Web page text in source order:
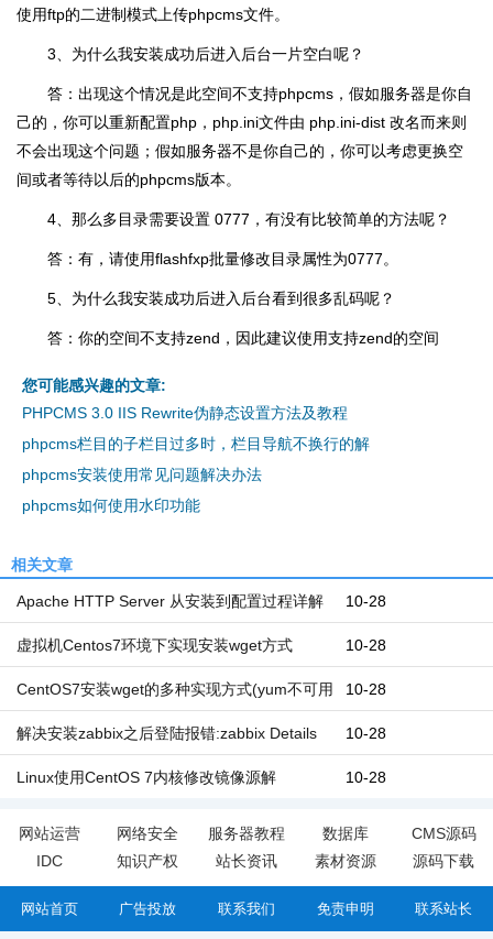
使用ftp的二进制模式上传phpcms文件。
3、为什么我安装成功后进入后台一片空白呢？
答：出现这个情况是此空间不支持phpcms，假如服务器是你自
己的，你可以重新配置php，php.ini文件由 php.ini-dist 改名而来则
不会出现这个问题；假如服务器不是你自己的，你可以考虑更换空
间或者等待以后的phpcms版本。
4、那么多目录需要设置 0777，有没有比较简单的方法呢？
答：有，请使用flashfxp批量修改目录属性为0777。
5、为什么我安装成功后进入后台看到很多乱码呢？
答：你的空间不支持zend，因此建议使用支持zend的空间
您可能感兴趣的文章:
PHPCMS 3.0 IIS Rewrite伪静态设置方法及教程
phpcms栏目的子栏目过多时，栏目导航不换行的解
phpcms安装使用常见问题解决办法
phpcms如何使用水印功能
相关文章
10-28
Apache HTTP Server 从安装到配置过程详解
10-28
虚拟机Centos7环境下实现安装wget方式
10-28
CentOS7安装wget的多种实现方式(yum不可用
的情况下) 10-28
解决安装zabbix之后登陆报错:zabbix Details
Cannot connect to the database. No such file 10-28
Linux使用CentOS 7内核修改镜像源解
mirrorlist.centos.org;未知的错误“问题
网站运营 网络安全 服务器教程 数据库
CMS源码
IDC
知识产权 站长资讯 素材资源 源码下载
网站首页 广告投放 联系我们 免责申明 联系站长